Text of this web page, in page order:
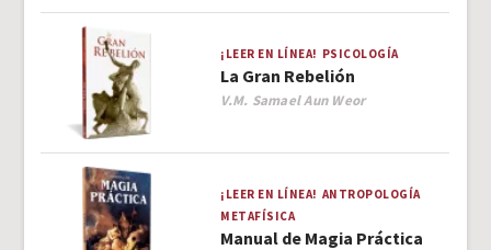
¡LEER EN LÍNEA! PSICOLOGÍA
La Gran Rebelión
Author
V.M. Samael Aun Weor
¡LEER EN LÍNEA! ANTROPOLOGÍA
METAFÍSICA
Manual de Magia Práctica